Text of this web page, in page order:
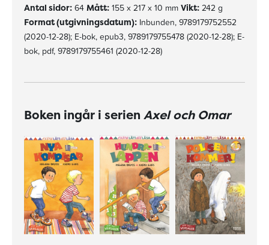
Antal sidor: 64 Mått: 155 x 217 x 10 mm Vikt: 242 g
Format (utgivningsdatum): Inbunden, 9789179752552
(2020-12-28); E-bok, epub3, 9789179755478 (2020-12-28); E-
bok, pdf, 9789179755461 (2020-12-28)
Boken ingår i serien Axel och Omar